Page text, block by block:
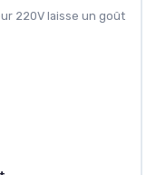
220V laisse un goût